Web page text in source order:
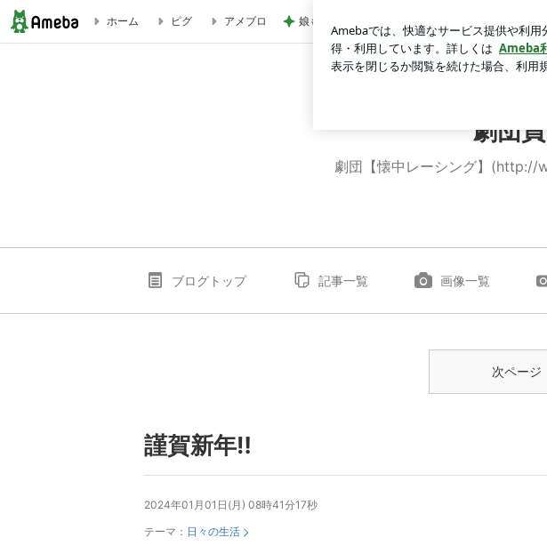
ホーム ピグ アメブロ 娘も美味しいかぼちゃポタージュ
劇団
劇団【懐中レーシング】
ブログトップ 記事一覧 画像一覧
次ページ
謹賀新年‼️
2024年01月01日(月) 08時41分17秒
テーマ： 日々の生活